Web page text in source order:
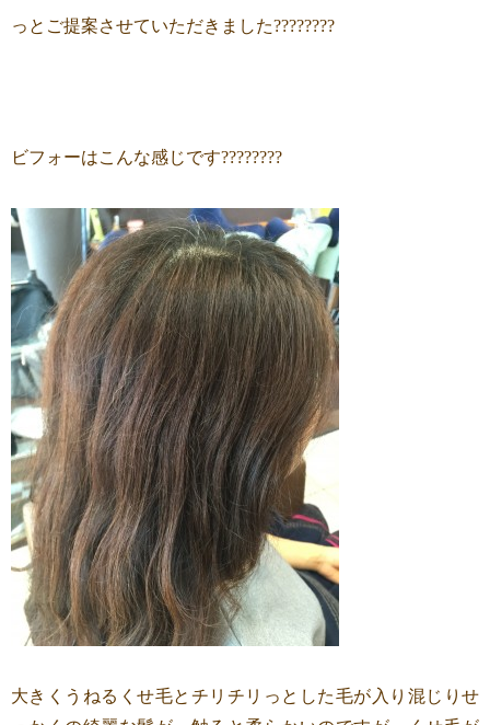
っとご提案させていただきました????????
ビフォーはこんな感じです????????
大きくうねるくせ毛とチリチリっとした毛が入り混じりせ